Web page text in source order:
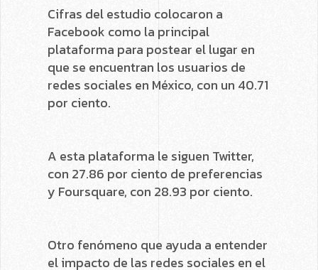
Cifras del estudio colocaron a
Facebook como la principal
plataforma para postear el lugar en
que se encuentran los usuarios de
redes sociales en México, con un 40.71
por ciento.
A esta plataforma le siguen Twitter,
con 27.86 por ciento de preferencias
y Foursquare, con 28.93 por ciento.
Otro fenómeno que ayuda a entender
el impacto de las redes sociales en el